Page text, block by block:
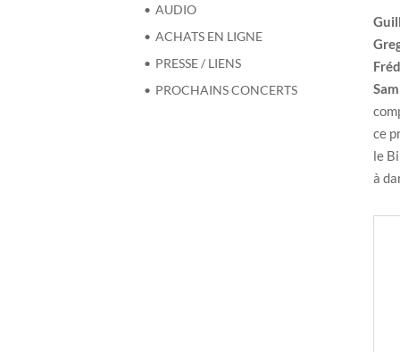
AUDIO
ACHATS EN LIGNE
PRESSE / LIENS
PROCHAINS CONCERTS
ce
le
à